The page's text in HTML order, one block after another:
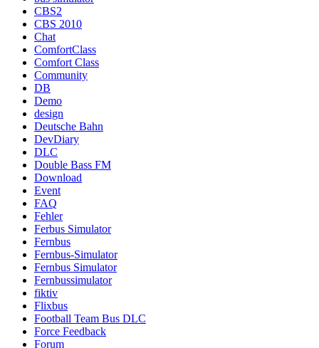
CBS2
CBS 2010
Chat
ComfortClass
Comfort Class
Community
DB
Demo
design
Deutsche Bahn
DevDiary
DLC
Double Bass FM
Download
Event
FAQ
Fehler
Ferbus Simulator
Fernbus
Fernbus-Simulator
Fernbus Simulator
Fernbussimulator
fiktiv
Flixbus
Football Team Bus DLC
Force Feedback
Forum